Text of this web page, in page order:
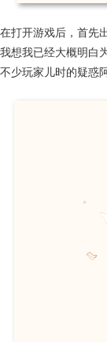
在打开游戏后，首先
我想我已经大概明白
不少玩家儿时的疑惑阿